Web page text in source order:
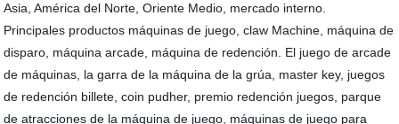
Asia, América del Norte, Oriente Medio, mercado interno.
Principales productos máquinas de juego, claw Machine, máquina de
disparo, máquina arcade, máquina de redención. El juego de arcade
de máquinas, la garra de la máquina de la grúa, master key, juegos
de redención billete, coin pudher, premio redención juegos, parque
de atracciones de la máquina de juego, máquinas de juego para